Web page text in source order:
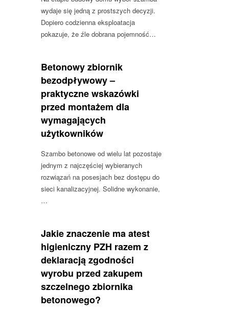
wydaje się jedną z prostszych decyzji.
Dopiero codzienna eksploatacja
pokazuje, że źle dobrana pojemność…
Betonowy zbiornik
bezodpływowy –
praktyczne wskazówki
przed montażem dla
wymagających
użytkowników
Szambo betonowe od wielu lat pozostaje
jednym z najczęściej wybieranych
rozwiązań na posesjach bez dostępu do
sieci kanalizacyjnej. Solidne wykonanie,
…
Jakie znaczenie ma atest
higieniczny PZH razem z
deklaracją zgodności
wyrobu przed zakupem
szczelnego zbiornika
betonowego?